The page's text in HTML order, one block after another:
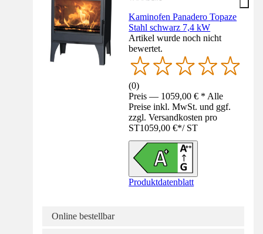
Kaminofen Panadero Topaze
Stahl schwarz 7,4 kW
Artikel wurde noch nicht
bewertet.
(0)
Preis — 1059,00 € * Alle
Preise inkl. MwSt. und ggf.
zzgl. Versandkosten pro
ST1059,00 €*/ ST
Produktdatenblatt
Online bestellbar